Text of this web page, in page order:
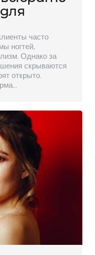
часто
ногтей,
Однако за
скрываются
открыто.